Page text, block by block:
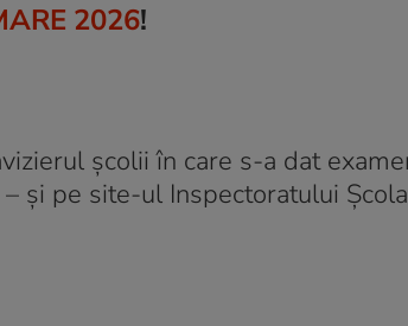
2026!
școlii în care s-a dat
și pe site-ul Inspectoratului